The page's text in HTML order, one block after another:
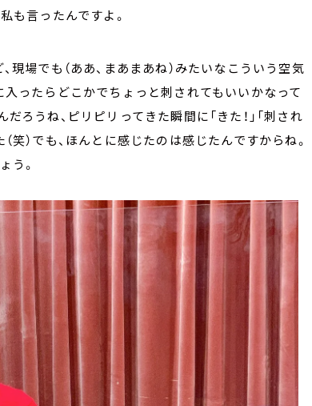
も言ったんですよ。
現場でも（ああ、まあまあね）みたいなこういう空気
入ったらどこかでちょっと刺されてもいいかなって
ろうね、ピリピリってきた瞬間に「きた！」「刺され
笑）でも、ほんとに感じたのは感じたんですからね。
う。